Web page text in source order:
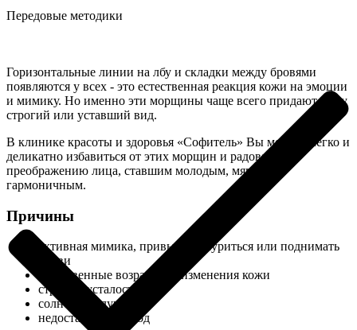
Передовые методики
Горизонтальные линии на лбу и складки между бровями
появляются у всех - это естественная реакция кожи на эмоции
и мимику. Но именно эти морщины чаще всего придают лицу
строгий или уставший вид.
В клинике красоты и здоровья «Софитель» Вы можете легко и
деликатно избавиться от этих морщин и радоваться
преображению лица, ставшим молодым, мягким и
гармоничным.
Причины
активная мимика, привычка хмуриться или поднимать
брови
естественные возрастные изменения кожи
стресс и усталость
солнечные лучи
недостаточный уход